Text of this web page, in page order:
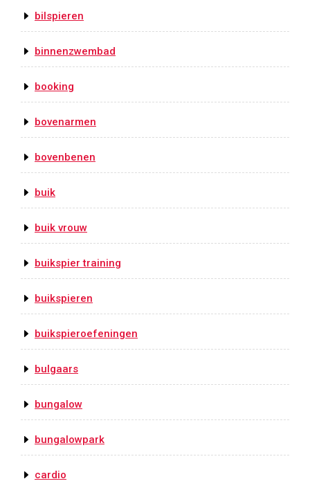
bilspieren
binnenzwembad
booking
bovenarmen
bovenbenen
buik
buik vrouw
buikspier training
buikspieren
buikspieroefeningen
bulgaars
bungalow
bungalowpark
cardio